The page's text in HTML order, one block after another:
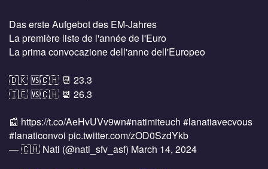
Das erste Aufgebot des EM-Jahres
La première liste de l'année de l'Euro
La prima convocazione dell'anno dell'Europeo
🇩🇰 🆚🇨🇭 📆 23.3
🇮🇪 🆚🇨🇭 📆 26.3
📰 https://t.co/AeHvUVv9wn#natimiteuch #lanatiavecvous
#lanaticonvoi pic.twitter.com/zOD0SzdYkb
— 🇨🇭 Nati (@nati_sfv_asf) March 14, 2024